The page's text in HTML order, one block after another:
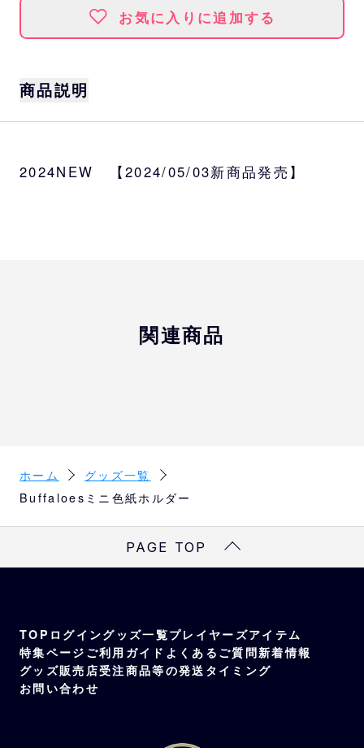
お気に入りに追加する
商品説明
2024NEW 【2024/05/03新商品発売】
関連商品
ホーム
グッズ一覧
Buffaloesミニ色紙ホルダー
PAGE TOP
TOP ログイングッズ一覧プレイヤーズアイテム
特集ページ ご利用ガイド よくあるご質問新着情報
グッズ販売店受注商品等の発送タイミング
お問い合わせ